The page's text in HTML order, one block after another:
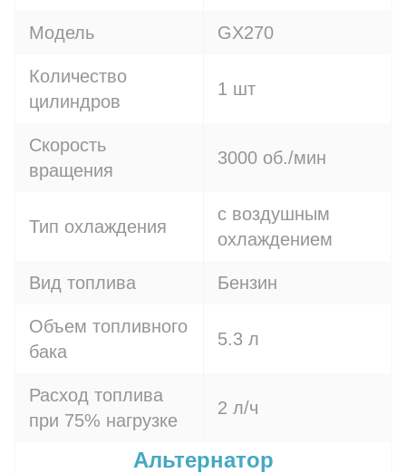
Модель GX270
Количество
цилиндров
1 шт
Скорость
вращения
3000 об./мин
Тип охлаждения
с воздушным
охлаждением
Вид топлива Бензин
Объем топливного
бака
5.3 л
Расход топлива
при 75% нагрузке
2 л/ч
Альтернатор